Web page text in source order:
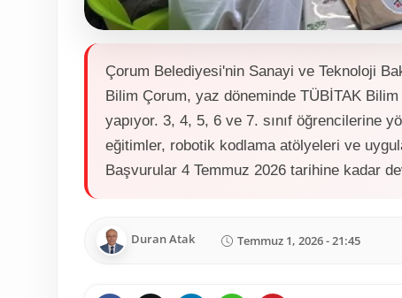
Çorum Belediyesi'nin Sanayi ve Teknoloji
Bilim Çorum, yaz döneminde TÜBİTAK
yapıyor. 3, 4, 5, 6 ve 7. sınıf öğrencilerine
eğitimler, robotik kodlama atölyeleri ve
Başvurular 4 Temmuz 2026 tarihine kadar
Duran Atak Temmuz 1, 2026 - 21:45